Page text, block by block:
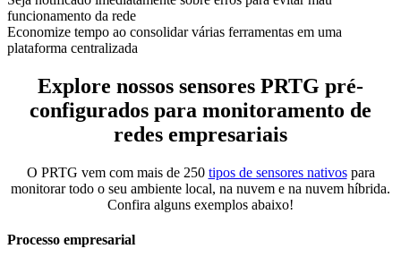
funcionamento da rede
Economize tempo ao consolidar várias ferramentas em uma
plataforma centralizada
Explore nossos sensores PRTG pré-
configurados para monitoramento de
redes empresariais
O PRTG vem com mais de 250 tipos de sensores nativospara
monitorar todo o seu ambiente local, na nuvem e na nuvem híbrida.
Confira alguns exemplos abaixo!
Processo empresarial